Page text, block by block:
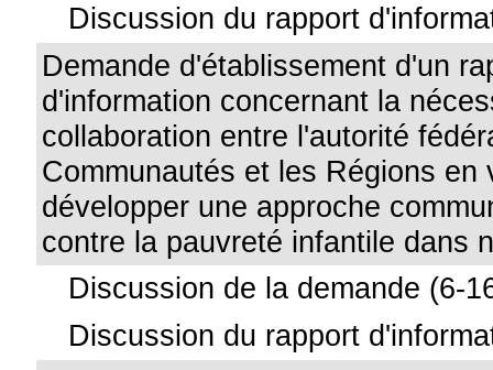
Discussion du rapport
Demande d'établissement d'un
d'information concernant la
collaboration entre l'autorité
Communautés et les Régions en
développer une approche
contre la pauvreté infantile dans
Discussion de la demande (6-
Discussion du rapport